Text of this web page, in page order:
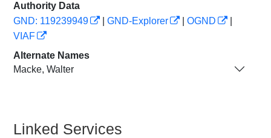
Authority Data
GND: 119239949
GND-Explorer OGND
VIAF
Alternate Names
Macke, Walter
Linked Services